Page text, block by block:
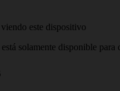
este dispositivo
solamente disponible para